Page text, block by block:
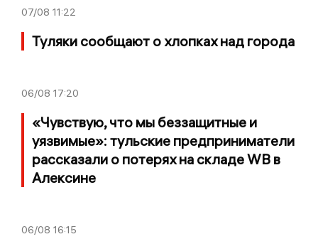
07/08 11:22
Туляки сообщают о хлопках над города
06/08 17:20
«Чувствую, что мы беззащитные и
уязвимые»: тульские предприниматели
рассказали о потерях на складе WB в
Алексине
06/08 16:15